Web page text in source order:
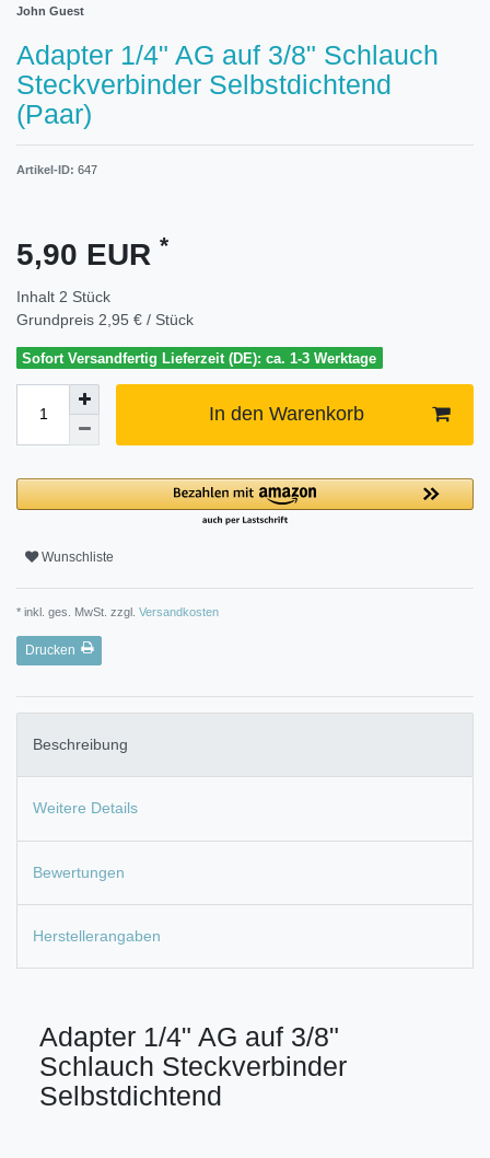
John Guest
Adapter 1/4" AG auf 3/8" Schlauch
Steckverbinder Selbstdichtend
(Paar)
Artikel-ID: 647
5,90 EUR *
Inhalt 2 Stück
Grundpreis 2,95 € / Stück
Sofort Versandfertig Lieferzeit (DE): ca. 1-3 Werktage
In den Warenkorb
Wunschliste
* inkl. ges. MwSt. zzgl. Versandkosten
Drucken
Beschreibung
Weitere Details
Bewertungen
Herstellerangaben
Adapter 1/4" AG auf 3/8"
Schlauch Steckverbinder
Selbstdichtend